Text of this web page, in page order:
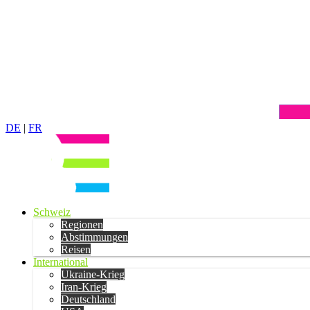
DE | FR
Schweiz
Regionen
Abstimmungen
Reisen
International
Ukraine-Krieg
Iran-Krieg
Deutschland